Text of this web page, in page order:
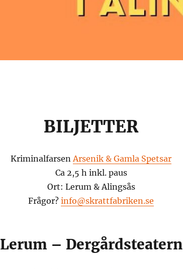
BILJETTER
KriminalfarsenArsenik & Gamla Spetsar
Ca 2,5 h inkl. paus
Ort: Lerum & Alingsås
Frågor?info@skrattfabriken.se
Lerum – Dergårdsteatern